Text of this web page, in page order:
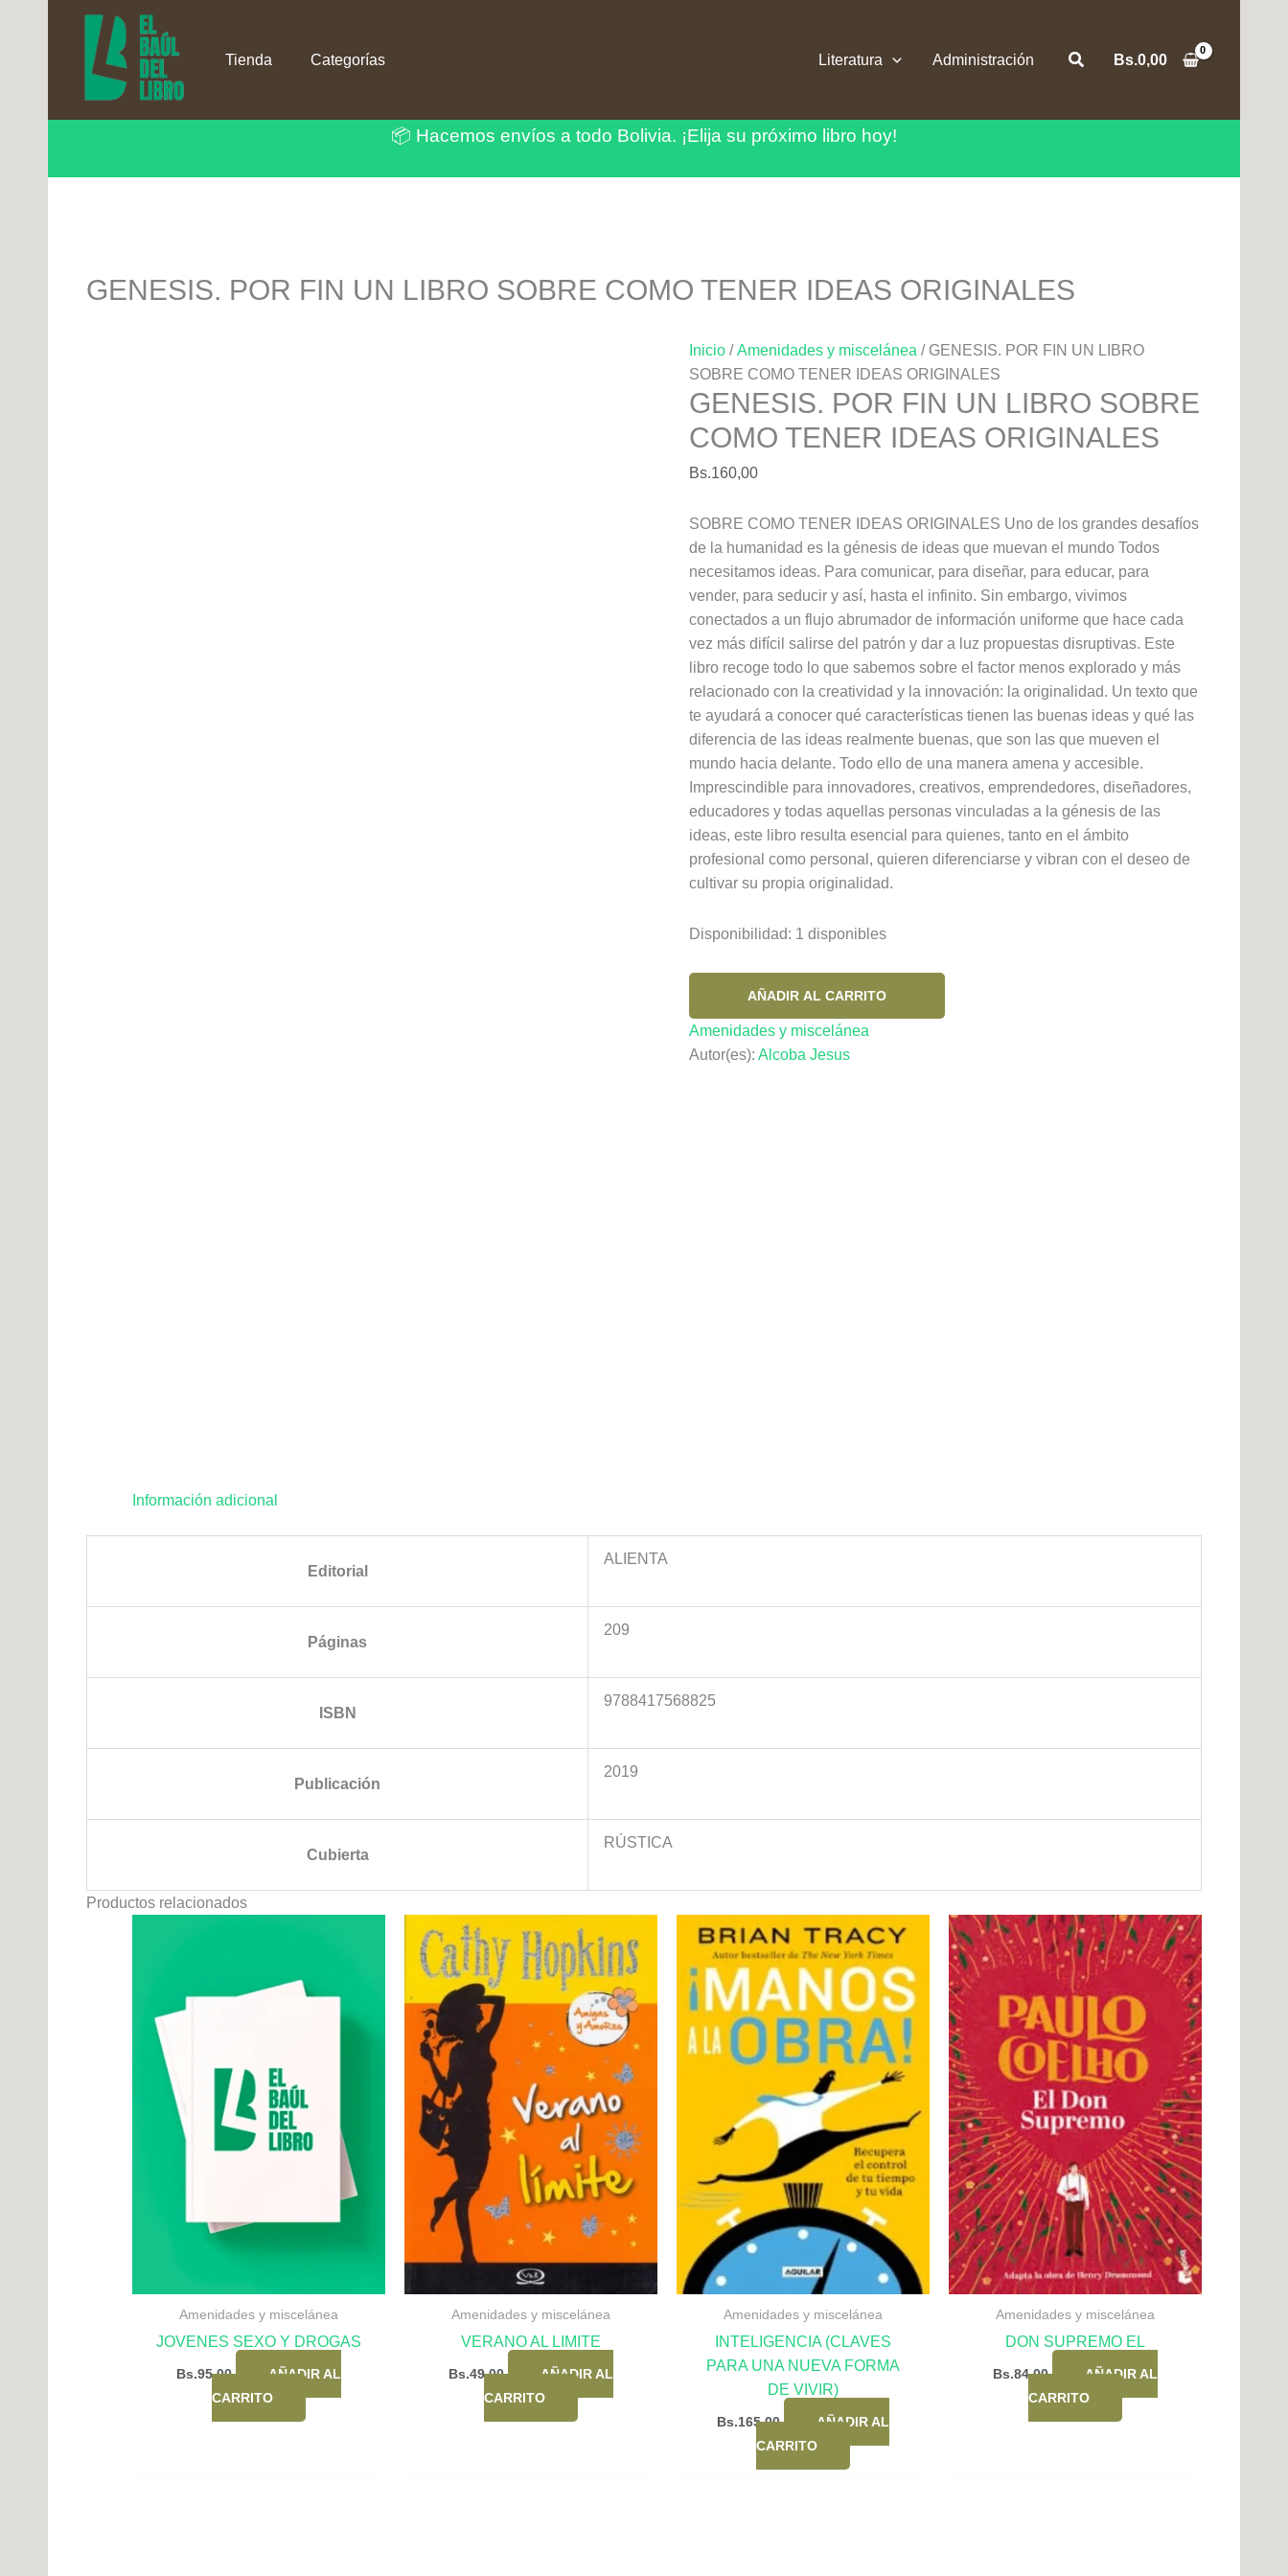
contenido
Tienda Categorías Literatura Administración BuscarBs.0,00
📦 Hacemos envíos a todo Bolivia. ¡Elija su próximo libro hoy!
GENESIS. POR FIN UN LIBRO SOBRE COMO TENER IDEAS ORIGINALES
Inicio/Amenidades y miscelánea / GENESIS. POR FIN UN LIBRO
SOBRE COMO TENER IDEAS ORIGINALES
GENESIS. POR FIN UN LIBRO SOBRE
COMO TENER IDEAS ORIGINALES
Bs.160,00
SOBRE COMO TENER IDEAS ORIGINALES Uno de los grandes desafíos
de la humanidad es la génesis de ideas que muevan el mundo Todos
necesitamos ideas. Para comunicar, para diseñar, para educar, para
vender, para seducir y así, hasta el infinito. Sin embargo, vivimos
conectados a un flujo abrumador de información uniforme que hace cada
vez más difícil salirse del patrón y dar a luz propuestas disruptivas. Este
libro recoge todo lo que sabemos sobre el factor menos explorado y más
relacionado con la creatividad y la innovación: la originalidad. Un texto que
te ayudará a conocer qué características tienen las buenas ideas y qué las
diferencia de las ideas realmente buenas, que son las que mueven el
mundo hacia delante. Todo ello de una manera amena y accesible.
Imprescindible para innovadores, creativos, emprendedores, diseñadores,
educadores y todas aquellas personas vinculadas a la génesis de las
ideas, este libro resulta esencial para quienes, tanto en el ámbito
profesional como personal, quieren diferenciarse y vibran con el deseo de
cultivar su propia originalidad.
Disponibilidad: 1 disponibles
FIN
UN
AÑADIR AL CARRITO
Amenidades y miscelánea
Autor(es): Alcoba Jesus
Información adicional
Editorial
ALIENTA
Páginas
209
ISBN
9788417568825
Publicación
2019
Cubierta
RÚSTICA
Productos relacionados
Amenidades y miscelánea
JOVENES SEXO Y DROGAS
Bs.95,00
AÑADIR AL
CARRITO
Amenidades y miscelánea
VERANO AL LIMITE
Bs.49,00
AÑADIR AL
CARRITO
Amenidades y miscelánea
INTELIGENCIA (CLAVES
PARA UNA NUEVA FORMA
DE VIVIR)
Bs.165,00
AÑADIR AL
CARRITO
Amenidades y miscelánea
DON SUPREMO EL
Bs.84,00
AÑADIR AL
CARRITO